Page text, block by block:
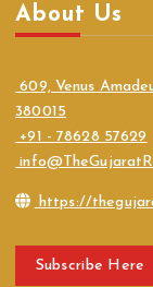
About Us
609, Venus
380015
+91 - 78628 57629
https://
Subscribe Here